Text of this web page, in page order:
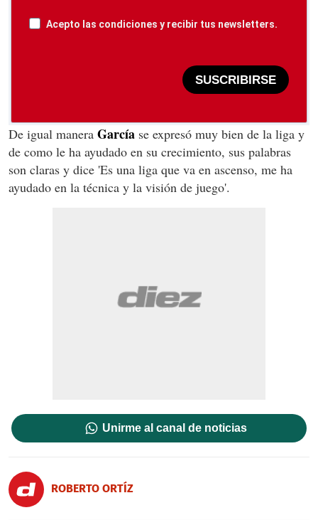
Acepto las condiciones y recibir tus newsletters.
SUSCRIBIRSE
De igual manera García se expresó muy bien de la liga y
de como le ha ayudado en su crecimiento, sus palabras
son claras y dice 'Es una liga que va en ascenso, me ha
ayudado en la técnica y la visión de juego'.
Unirme al canal de noticias
ROBERTO ORTÍZ